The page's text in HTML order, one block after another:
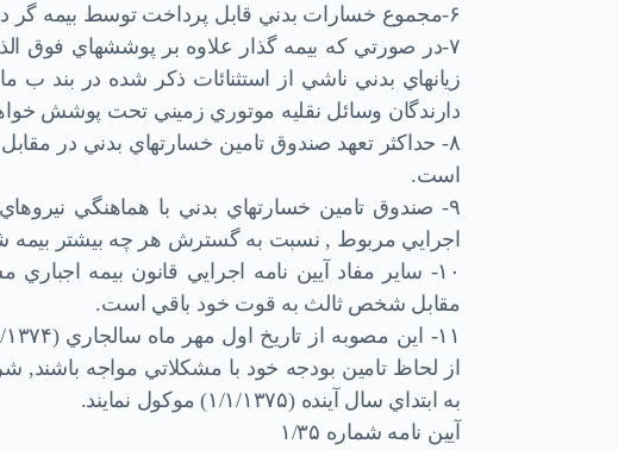
۶-مجموع خسارات بدني قابل پرداخت توسط بيمه گر در مورد هر زيانديده از مبلغ بيمه تجاوز نخواهد كرد.
۷-در صورتي كه بیمه گذار علاوه بر پوششهاي فوق
دارندگان وسائل نقليه موتوري زميني تحت پوشش
است.
۹- صندوق تامين خسارتهاي بدني با هماهنگي
اجرايي مربوط , نسبت به گسترش هر چه بيشتر
۱۰- ساير مفاد آيين نامه اجرايي قانون بيمه
مقابل شخص ثالث به قوت خود باقي است.
از لحاظ تامين بودجه خود با مشكلاتي مواجه باشند,
به ابتداي سال آينده (۱/۱/۱۳۷۵) موكول نمايند.
آيين نامه شماره ۱/۳۵